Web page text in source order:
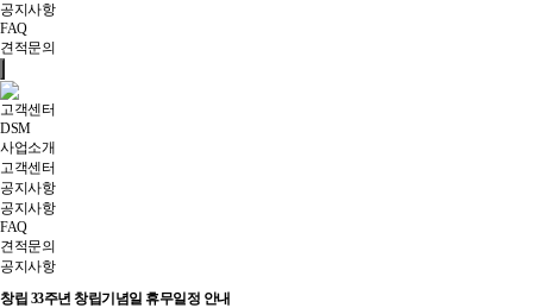
공지사항
FAQ
견적문의
고객센터
DSM
사업소개
고객센터
공지사항
공지사항
FAQ
견적문의
공지사항
창립 33주년 창립기념일 휴무일정 안내